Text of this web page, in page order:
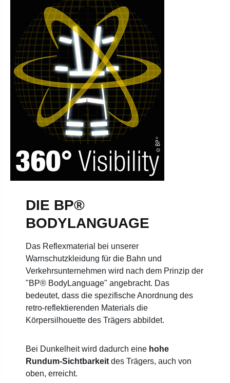
DIE BP®
BODYLANGUAGE
Das Reflexmaterial bei unserer
Warnschutzkleidung für die Bahn und
Verkehrsunternehmen wird nach dem Prinzip der
"BP® BodyLanguage" angebracht. Das
bedeutet, dass die spezifische Anordnung des
retro-reflektierenden Materials die
Körpersilhouette des Trägers abbildet.
Bei Dunkelheit wird dadurch eine hohe
Rundum-Sichtbarkeit des Trägers, auch von
oben, erreicht.